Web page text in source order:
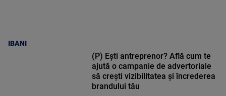
IBANI
(P) Ești antreprenor? Află cum te
ajută o campanie de advertoriale
să crești vizibilitatea și încrederea
brandului tău